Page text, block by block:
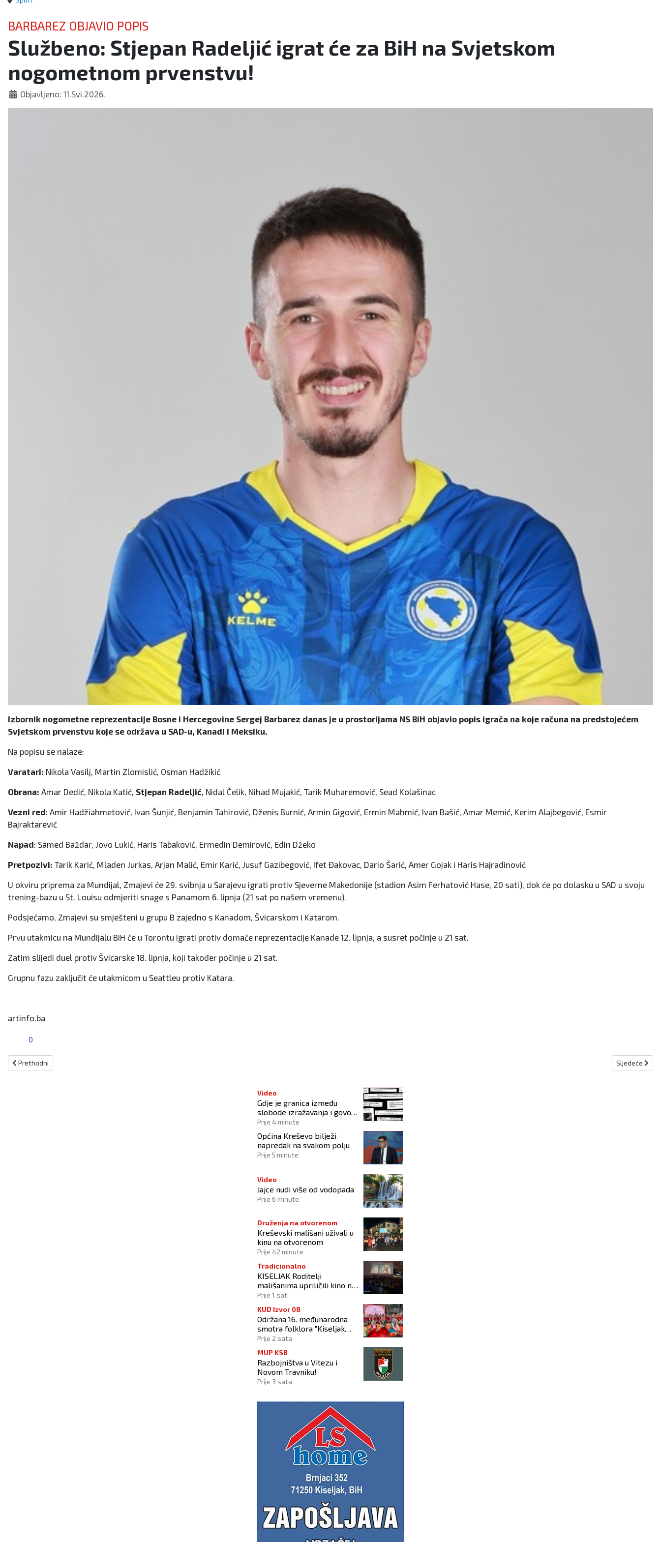
BARBAREZ OBJAVIO POPIS
Službeno: Stjepan Radeljić igrat će za BiH na Svjetskom
nogometnom prvenstvu!
Objavljeno: 11.Svi.2026.
Izbornik nogometne reprezentacije Bosne i Hercegovine Sergej Barbarez danas je u prostorijama NS BiH objavio popis igrača na koje računa na predstojećem
Svjetskom prvenstvu koje se održava u SAD-u, Kanadi i Meksiku.
Na popisu se nalaze:
Varatari: Nikola Vasilj, Martin Zlomislić, Osman Hadžikić
Obrana: Amar Dedić, Nikola Katić, Stjepan Radeljić , Nidal Čelik, Nihad Mujakić, Tarik Muharemović, Sead Kolašinac
Vezni red: Amir Hadžiahmetović, Ivan Šunjić, Benjamin Tahirović, Dženis Burnić, Armin Gigović, Ermin Mahmić, Ivan Bašić, Amar Memić, Kerim Alajbegović, Esmir
Bajraktarević
Napad: Samed Baždar, Jovo Lukić, Haris Tabaković, Ermedin Demirović, Edin Džeko
Pretpozivi: Tarik Karić, Mladen Jurkas, Arjan Malić, Emir Karić, Jusuf Gazibegović, Ifet Đakovac, Dario Šarić, Amer Gojak i Haris Hajradinović
U okviru priprema za Mundijal, Zmajevi će 29. svibnja u Sarajevu igrati protiv Sjeverne Makedonije (stadion Asim Ferhatović Hase, 20 sati), dok će po dolasku u SAD u svoju
trening-bazu u St. Louisu odmjeriti snage s Panamom 6. lipnja (21 sat po našem vremenu).
Podsjećamo, Zmajevi su smješteni u grupu B zajedno s Kanadom, Švicarskom i Katarom.
Prvu utakmicu na Mundijalu BiH će u Torontu igrati protiv domaće reprezentacije Kanade 12. lipnja, a susret počinje u 21 sat.
Zatim slijedi duel protiv Švicarske 18. lipnja, koji također počinje u 21 sat.
Grupnu fazu zaključit će utakmicom u Seattleu protiv Katara.
artinfo.ba
0
Prethodni članak: Igor Štimac: Želim kup zbog našeg narod
Prethodni Sljedeći
Sljedeće
Video
Gdje je granica između
slobode izražavanja i govora
mržnje?
Prije 4 minute
Općina Kreševo bilježi
napredak na svakom polju
Prije 5 minute
Video
Jajce nudi više od vodopada
Prije 6 minute
Druženja na otvorenom
Kreševski mališani uživali u
kinu na otvorenom
Prije 42 minute
Tradicionalno
KISELJAK Roditelji
mališanima upriličili kino na
otvorenom
Prije 1 sat
KUD Izvor 08
Održana 16. međunarodna
smotra folklora "Kiseljak
2026"
Prije 2 sata
MUP KSB
Razbojništva u Vitezu i
Novom Travniku!
Prije 3 sata